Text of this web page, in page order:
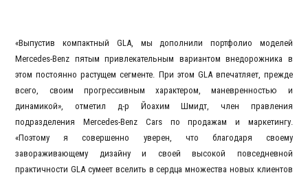
«Выпустив компактный GLA, мы дополнили портфолио моделей
Mercedes-Benz пятым привлекательным вариантом внедорожника в
этом постоянно растущем сегменте. При этом GLA впечатляет, прежде
всего, своим прогрессивным характером, маневренностью и
динамикой», отметил д-р Йоахим Шмидт, член правления
подразделения Mercedes-Benz Cars по продажам и маркетингу.
«Поэтому я совершенно уверен, что благодаря своему
завораживающему дизайну и своей высокой повседневной
практичности GLA сумеет вселить в сердца множества новых клиентов